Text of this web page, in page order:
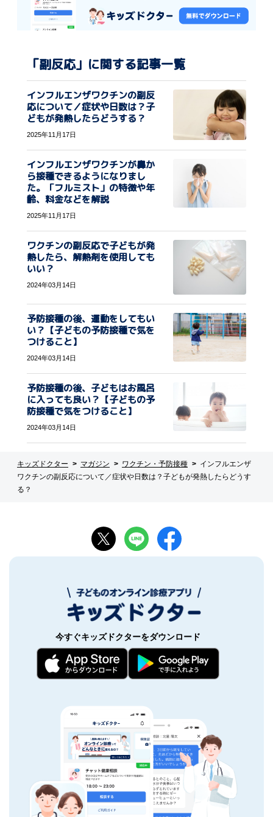
「副反応」に関する記事一覧
インフルエンザワクチンの副反
応について／症状や日数は？子
どもが発熱したらどうする？
2025年11月17日
インフルエンザワクチンが鼻か
ら接種できるようになりまし
た。「フルミスト」の特徴や年
齢、料金などを解説
2025年11月17日
ワクチンの副反応で子どもが発
熱したら、解熱剤を使用しても
いい？
2024年03月14日
予防接種の後、運動をしてもい
い？【子どもの予防接種で気を
つけること】
2024年03月14日
予防接種の後、子どもはお風呂
に入っても良い？【子どもの予
防接種で気をつけること】
2024年03月14日
キッズドクター マガジン ワクチン・予防接種
インフルエンザ
ワクチンの副反応について／症状や日数は？子どもが発熱したらどうす
る？
今すぐキッズドクターをダウンロード